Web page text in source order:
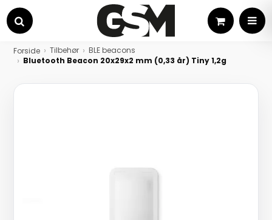
Søg
Kurv
Forside Tilbehør
BLE beacons
Bluetooth Beacon 20x29x2 mm (0,33 år) Tiny 1,2g